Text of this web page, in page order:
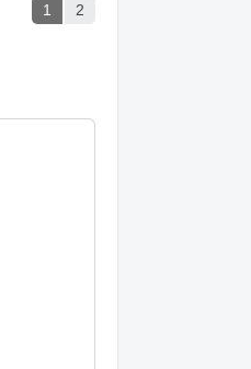
1 2